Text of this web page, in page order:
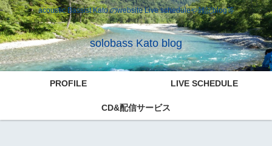
acoustic Bassist Kato のwebsite Live scheduleや雑記blog等
solobass Kato blog
PROFILE LIVE SCHEDULE
CD&配信サービス